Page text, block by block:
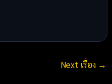
Next เรื่อง →